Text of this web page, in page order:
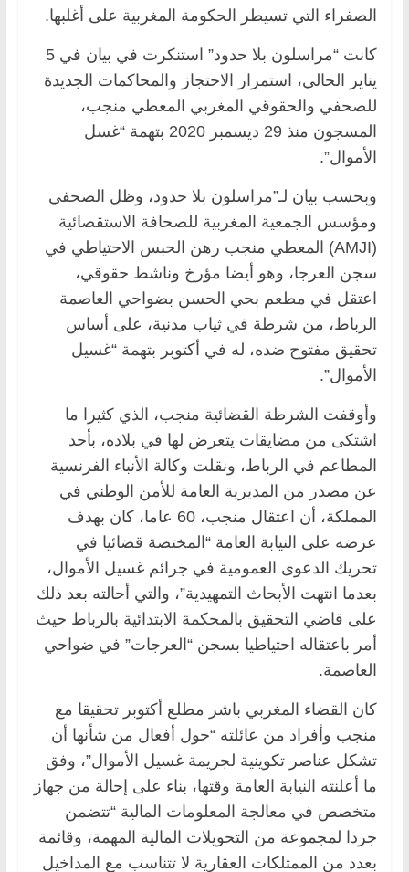
الصفراء التي تسيطر الحكومة المغربية على أغلبها.
كانت “مراسلون بلا حدود” استنكرت في بيان في 5
يناير الحالي، استمرار الاحتجاز والمحاكمات الجديدة
للصحفي والحقوقي المغربي المعطي منجب،
المسجون منذ 29 ديسمبر 2020 بتهمة “غسل
الأموال”.
وبحسب بيان لـ”مراسلون بلا حدود، وظل الصحفي
ومؤسس الجمعية المغربية للصحافة الاستقصائية
(AMJI) المعطي منجب رهن الحبس الاحتياطي في
سجن العرجا، وهو أيضا مؤرخ وناشط حقوقي،
اعتقل في مطعم بحي الحسن بضواحي العاصمة
الرباط، من شرطة في ثياب مدنية، على أساس
تحقيق مفتوح ضده، له في أكتوبر بتهمة “غسيل
الأموال”.
وأوقفت الشرطة القضائية منجب، الذي كثيرا ما
اشتكى من مضايقات يتعرض لها في بلاده، بأحد
المطاعم في الرباط، ونقلت وكالة الأنباء الفرنسية
عن مصدر من المديرية العامة للأمن الوطني في
المملكة، أن اعتقال منجب، 60 عاما، كان بهدف
عرضه على النيابة العامة “المختصة قضائيا في
تحريك الدعوى العمومية في جرائم غسيل الأموال،
بعدما انتهت الأبحاث التمهيدية”، والتي أحالته بعد ذلك
على قاضي التحقيق بالمحكمة الابتدائية بالرباط حيث
أمر باعتقاله احتياطيا بسجن “العرجات” في ضواحي
العاصمة.
كان القضاء المغربي باشر مطلع أكتوبر تحقيقا مع
منجب وأفراد من عائلته “حول أفعال من شأنها أن
تشكل عناصر تكوينية لجريمة غسيل الأموال”، وفق
ما أعلنته النيابة العامة وقتها، بناء على إحالة من جهاز
متخصص في معالجة المعلومات المالية “تتضمن
جردا لمجموعة من التحويلات المالية المهمة، وقائمة
بعدد من الممتلكات العقارية لا تتناسب مع المداخيل